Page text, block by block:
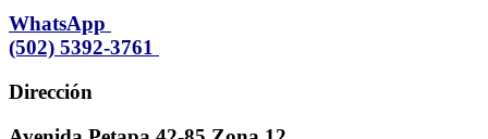
WhatsApp
(502) 5392-3761
Dirección